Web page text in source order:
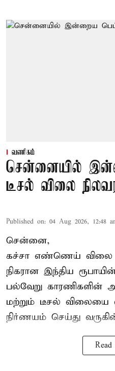
வணிகம்
சென்னையில்
டீசல் விலை
Published on: 04 Aug 2026, 12:48
சென்னை,
கச்சா எண்ணெய் விலை
நிகரான இந்திய
பல்வேறு காரணிகளின்
மற்றும் டீசல் விலையை
நிர்ணயம் செய்து